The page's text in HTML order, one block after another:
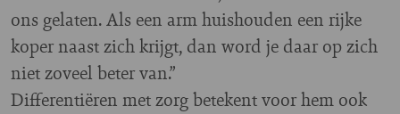
ons gelaten. Als een arm huishouden een rijke
koper naast zich krijgt, dan word je daar op zich
niet zoveel beter van.”
Differentiëren met zorg betekent voor hem ook